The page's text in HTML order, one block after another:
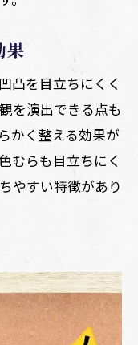
果
凸を目立ちにくく
を演出できる点も
かく整える効果が
むらも目立ちにく
やすい特徴があり